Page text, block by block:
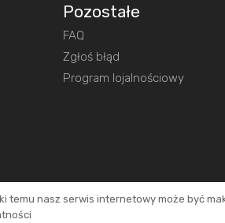
Pozostałe
FAQ
Zgłoś błąd
Program lojalnościowy
temu nasz serwis internetowy może być